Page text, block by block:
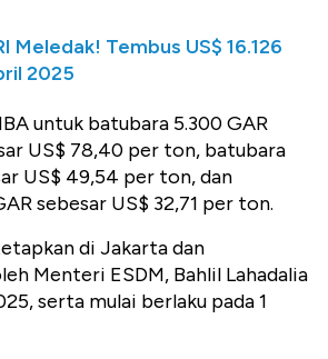
Meledak! Tembus US$ 16.126
2025
untuk batubara 5.300 GAR
US$ 78,40 per ton, batubara
US$ 49,54 per ton, dan
sebesar US$ 32,71 per ton.
di Jakarta dan
Menteri ESDM, Bahlil Lahadalia
serta mulai berlaku pada 1